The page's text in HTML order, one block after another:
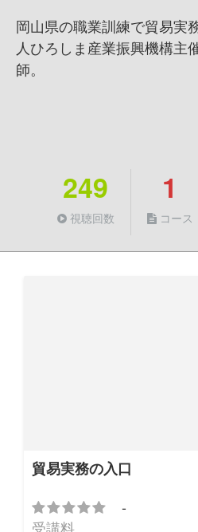
岡山県の職業訓練で貿易実
人ひろしま産業振興機構主
師。
249
視聴回数
1
コース
貿易実務の入口
-
受講料